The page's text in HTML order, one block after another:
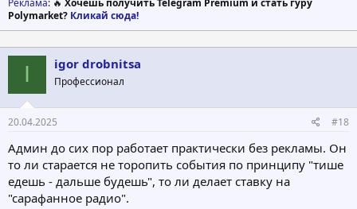
Polymarket? Кликай сюда!
I igor drobnitsa
Профессионал
20.04.2025 #18
Админ до сих пор работает практически без рекламы. Он
то ли старается не торопить события по принципу "тише
едешь - дальше будешь", то ли делает ставку на
"сарафанное радио".